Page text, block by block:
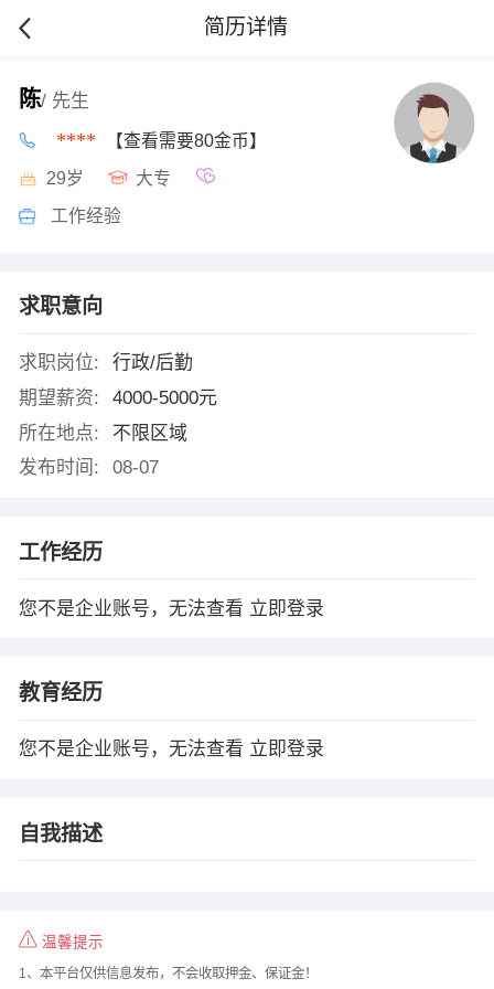
简历详情
陈/ 先生
**** 【查看需要80金币】
29岁 大专
工作经验
求职意向
求职岗位:
行政/后勤
期望薪资:
4000-5000元
所在地点:
不限区域
发布时间:
08-07
工作经历
您不是企业账号，无法查看 立即登录
教育经历
您不是企业账号，无法查看 立即登录
自我描述
温馨提示
1、本平台仅供信息发布，不会收取押金、保证金！